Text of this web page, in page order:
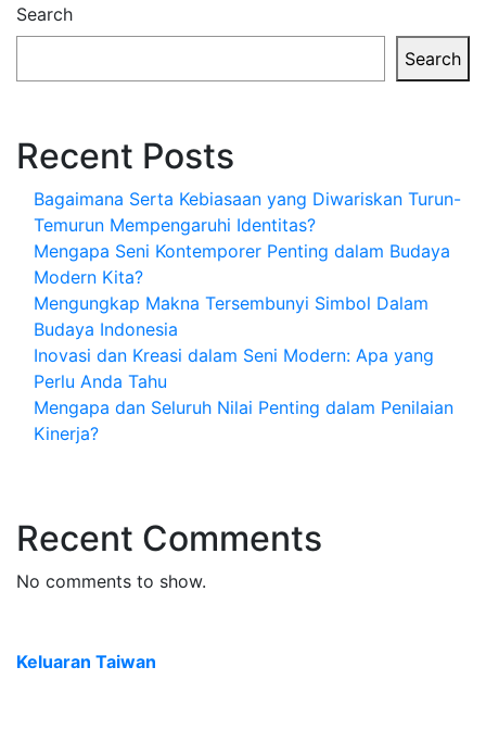
Search
Search
Recent Posts
Bagaimana Serta Kebiasaan yang Diwariskan Turun-
Temurun Mempengaruhi Identitas?
Mengapa Seni Kontemporer Penting dalam Budaya
Modern Kita?
Mengungkap Makna Tersembunyi Simbol Dalam
Budaya Indonesia
Inovasi dan Kreasi dalam Seni Modern: Apa yang
Perlu Anda Tahu
Mengapa dan Seluruh Nilai Penting dalam Penilaian
Kinerja?
Recent Comments
No comments to show.
Keluaran Taiwan